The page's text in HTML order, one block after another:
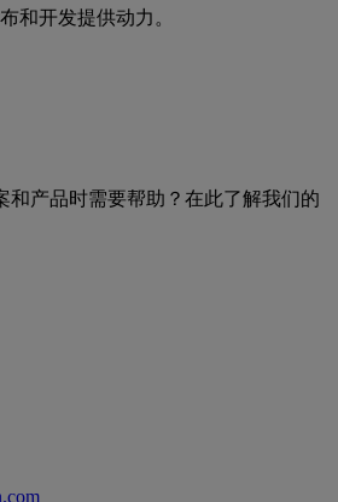
和开发提供动力。
和产品时需要帮助？在此了解我们的